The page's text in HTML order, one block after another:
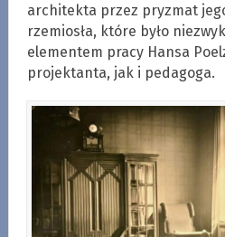
architekta przez pryzmat
rzemiosła, które było
elementem pracy Hansa
projektanta, jak i pedagoga.